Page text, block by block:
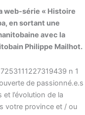
web-série « Histoire
en sortant une
avec la
Philippe Mailhot.
de passionné.e.s
l’évolution de la
votre province et / ou